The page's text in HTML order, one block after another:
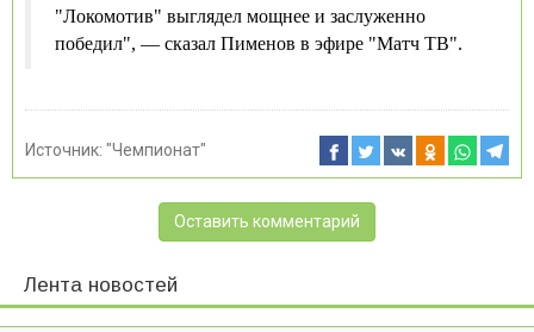
"Локомотив" выглядел мощнее и заслуженно
победил", — сказал Пименов в эфире "Матч ТВ".
Источник: "Чемпионат"
Оставить комментарий
Лента новостей